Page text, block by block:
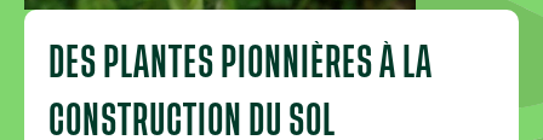
DES PLANTES PIONNIÈRES À LA
CONSTRUCTION DU SOL